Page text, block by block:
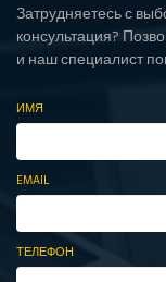
Затрудняетесь с
консультация?
и наш специалист
ИМЯ
EMAIL
ТЕЛЕФОН